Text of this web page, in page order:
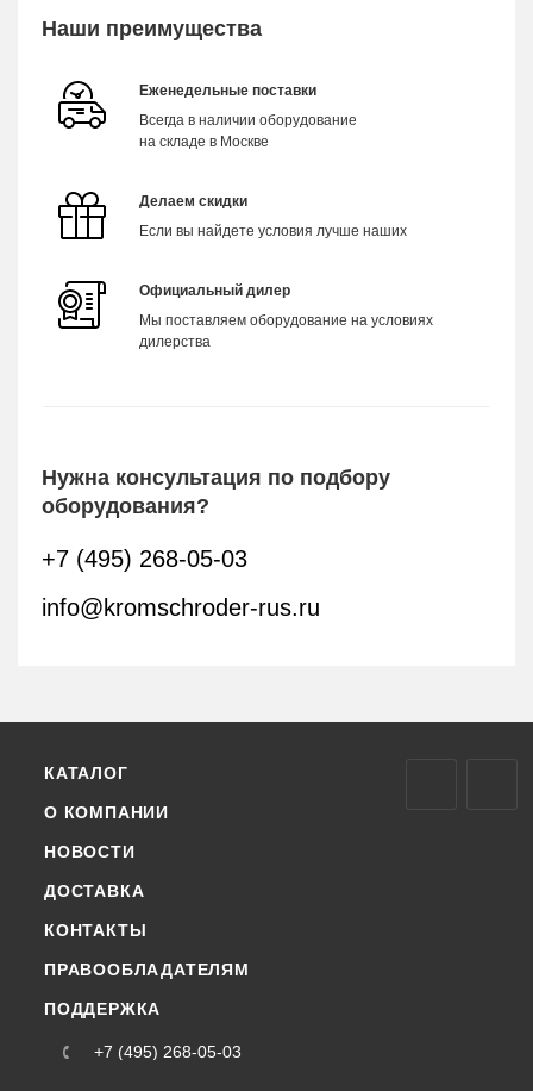
Наши преимущества
Еженедельные поставки
Всегда в наличии оборудование
на складе в Москве
Делаем скидки
Если вы найдете условия лучше наших
Официальный дилер
Мы поставляем оборудование на условиях
дилерства
Нужна консультация по подбору
оборудования?
+7 (495) 268-05-03
info@kromschroder-rus.ru
КАТАЛОГ
О КОМПАНИИ
НОВОСТИ
ДОСТАВКА
КОНТАКТЫ
ПРАВООБЛАДАТЕЛЯМ
ПОДДЕРЖКА
+7 (495) 268-05-03